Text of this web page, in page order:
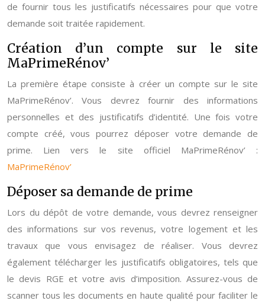
de fournir tous les justificatifs nécessaires pour que votre
demande soit traitée rapidement.
Création d’un compte sur le site
MaPrimeRénov’
La première étape consiste à créer un compte sur le site
MaPrimeRénov’. Vous devrez fournir des informations
personnelles et des justificatifs d’identité. Une fois votre
compte créé, vous pourrez déposer votre demande de
prime. Lien vers le site officiel MaPrimeRénov’ :
MaPrimeRénov’
Déposer sa demande de prime
Lors du dépôt de votre demande, vous devrez renseigner
des informations sur vos revenus, votre logement et les
travaux que vous envisagez de réaliser. Vous devrez
également télécharger les justificatifs obligatoires, tels que
le devis RGE et votre avis d’imposition. Assurez-vous de
scanner tous les documents en haute qualité pour faciliter le